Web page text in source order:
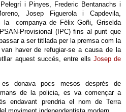
i Pinyes, Frederic Bentanachs i
Josep Figuerola i Capdevila,
la companya de Fèlix Goñi, Griselda
Provisional (IPC) fins al punt que
a ser titllada per la premsa com la
haver de refugiar-se a causa de la
aquest succés, entre ells Josep de
donava pocs mesos després de
de la policia, es va començar a
endavant prendria el nom de Terra